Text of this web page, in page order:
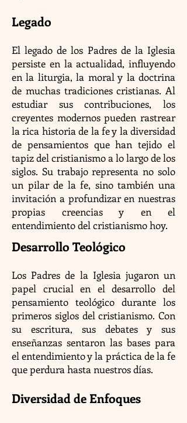
Legado
El legado de los Padres de la Iglesia
persiste en la actualidad, influyendo
en la liturgia, la moral y la doctrina
de muchas tradiciones cristianas. Al
estudiar sus contribuciones, los
creyentes modernos pueden rastrear
la rica historia de la fe y la diversidad
de pensamientos que han tejido el
tapiz del cristianismo a lo largo de los
siglos. Su trabajo representa no solo
un pilar de la fe, sino también una
invitación a profundizar en nuestras
propias creencias y en el
entendimiento del cristianismo hoy.
Desarrollo Teológico
Los Padres de la Iglesia jugaron un
papel crucial en el desarrollo del
pensamiento teológico durante los
primeros siglos del cristianismo. Con
su escritura, sus debates y sus
enseñanzas sentaron las bases para
el entendimiento y la práctica de la fe
que perdura hasta nuestros días.
Diversidad de Enfoques